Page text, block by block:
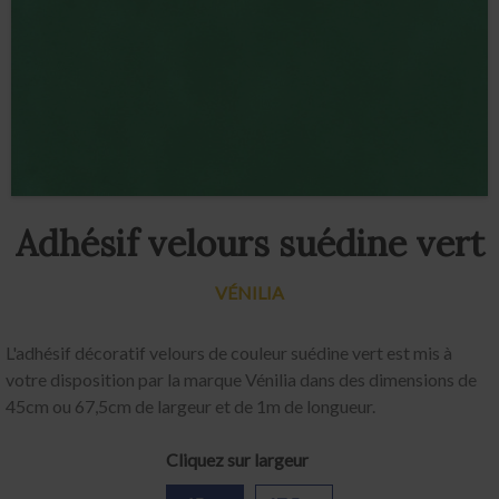
Adhésif velours suédine vert
VÉNILIA
L'adhésif décoratif velours de couleur suédine vert est mis à
votre disposition par la marque Vénilia dans des dimensions de
45cm ou 67,5cm de largeur et de 1m de longueur.
Cliquez sur largeur